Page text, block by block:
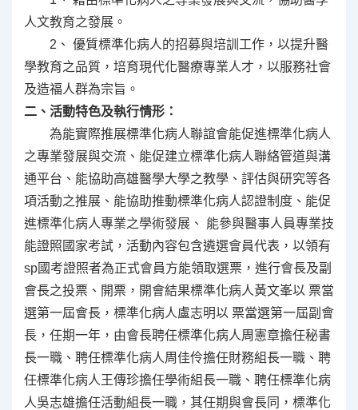
人文教育之發展。
2、 優質標準化病人的招募與培訓工作，以提升醫
學教育之品質，培育現代化醫療專業人才，以服務社會
及造福人群為宗旨。
二、活動特色及執行情形：
為能實際推展標準化病人聯誼會能促進標準化病人
之專業發展與交流、能促建立標準化病人聯絡管道與溝
通平台、能協助高雄醫學大學之教學、評估與研究等各
項活動之推展、能協助推動標準化病人認證制度、能促
進標準化病人專業之學術發展、 能參與醫事人員專業技
能證照國家考試，活動內容包含遴選會員代表，以領有
sp國考證照者為正式會員方能領取選票，進行會長及副
會長之投票、開票，開會結果標準化病人黃文峯以 票當
選第一屆會長，標準化病人盧志明以 票當選第一屆副會
長，任期一年，由會長聘任標準化病人周憲章擔任秘書
長一職、聘任標準化病人周佳伶擔任財務組長一職、聘
任標準化病人王傳珍擔任學術組長一職、聘任標準化病
人吳志雄擔任活動組長一職，其任期與會長同，標準化